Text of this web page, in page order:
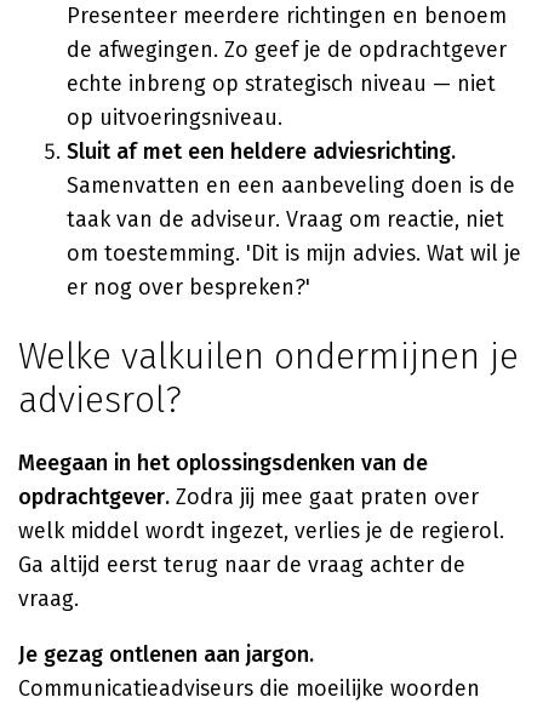
Presenteer meerdere richtingen en benoem
de afwegingen. Zo geef je de opdrachtgever
echte inbreng op strategisch niveau — niet
op uitvoeringsniveau.
Sluit af met een heldere adviesrichting.
Samenvatten en een aanbeveling doen is de
taak van de adviseur. Vraag om reactie, niet
om toestemming. 'Dit is mijn advies. Wat wil je
er nog over bespreken?'
Welke valkuilen ondermijnen je
adviesrol?
Meegaan in het oplossingsdenken van de
opdrachtgever. Zodra jij mee gaat praten over
welk middel wordt ingezet, verlies je de regierol.
Ga altijd eerst terug naar de vraag achter de
vraag.
Je gezag ontlenen aan jargon.
Communicatieadviseurs die moeilijke woorden